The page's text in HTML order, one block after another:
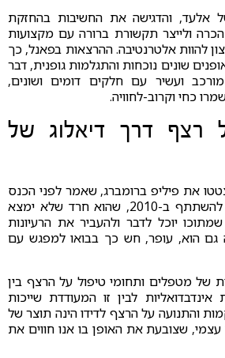
אלעד, והדגישה את החשיבות בהחזקת
ולייצר תקשורת ברורה עם מקצועות
להוות אלטרנטיבה. ההרצאות בפאנל, כך
שונים נוכחות והתגלמות גופנית, דבר
ועשיר עם חלקים דומים ושונים,
כחי וקרוב-לחוויה.
רצף דרך דיאלוג של
את פיליפ ברומברג, שאמר לפני הכנס
ההתייחסותי בו התעתד להשתתף ב-2010, שהוא חרד שלא ימצא
יוכל לדבר ולהעביר את הרעיונות
גם הוא, עופר, חש כך בבואו למפגש עם
של מטפלים ותחומי טיפול על הרצף בין
לבין זו המעודדת שייכות
והתנועה על הרצף לדידו הינה תוצר של
שצובעת את האופן בו אנו חווים את